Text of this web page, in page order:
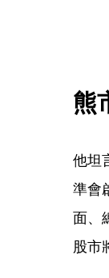
熊
他坦
準會
面、
股市